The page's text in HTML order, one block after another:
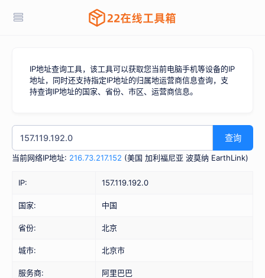
IP地址查询工具，该工具可以获取您当前电脑手机等设备的IP
地址，同时还支持指定IP地址的归属地运营商信息查询，支
持查询IP地址的国家、省份、市区、运营商信息。
查询
当前网络IP地址: 216.73.217.152 (美国 加利福尼亚 波莫纳 EarthLink)
IP: 157.119.192.0
国家: 中国
省份: 北京
城市: 北京市
服务商: 阿里巴巴